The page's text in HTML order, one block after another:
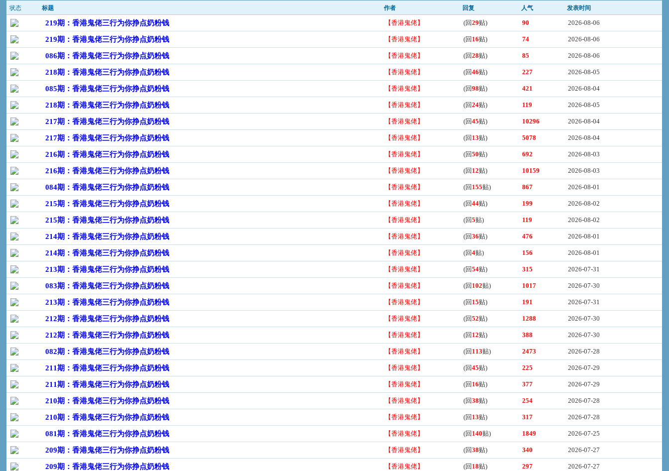
状态 标题 作者 回复 人气 发表时间
219期：香港鬼佬三行为你挣点奶粉钱 【香港鬼佬】 (回29贴) 90 2026-08-06
219期：香港鬼佬三行为你挣点奶粉钱 【香港鬼佬】 (回 16贴) 74 2026-08-06
086期：香港鬼佬三行为你挣点奶粉钱 【香港鬼佬】 (回28贴) 85 2026-08-06
218期：香港鬼佬三行为你挣点奶粉钱 【香港鬼佬】 (回46贴) 227 2026-08-05
085期：香港鬼佬三行为你挣点奶粉钱 【香港鬼佬】 (回98贴) 421 2026-08-04
218期：香港鬼佬三行为你挣点奶粉钱 【香港鬼佬】 (回24贴) 119 2026-08-05
217期：香港鬼佬三行为你挣点奶粉钱 【香港鬼佬】 (回45贴) 10296 2026-08-04
217期：香港鬼佬三行为你挣点奶粉钱 【香港鬼佬】 (回 13贴) 5078 2026-08-04
216期：香港鬼佬三行为你挣点奶粉钱 【香港鬼佬】 (回50贴) 692 2026-08-03
216期：香港鬼佬三行为你挣点奶粉钱 【香港鬼佬】 (回 12贴) 10159 2026-08-03
084期：香港鬼佬三行为你挣点奶粉钱 【香港鬼佬】 (回 155贴) 867 2026-08-01
215期：香港鬼佬三行为你挣点奶粉钱 【香港鬼佬】 (回44贴) 199 2026-08-02
215期：香港鬼佬三行为你挣点奶粉钱 【香港鬼佬】 (回5贴) 119 2026-08-02
214期：香港鬼佬三行为你挣点奶粉钱 【香港鬼佬】 (回36贴) 476 2026-08-01
214期：香港鬼佬三行为你挣点奶粉钱 【香港鬼佬】 (回4贴) 156 2026-08-01
213期：香港鬼佬三行为你挣点奶粉钱 【香港鬼佬】 (回54贴) 315 2026-07-31
083期：香港鬼佬三行为你挣点奶粉钱 【香港鬼佬】 (回 102贴) 1017 2026-07-30
213期：香港鬼佬三行为你挣点奶粉钱 【香港鬼佬】 (回 15贴) 191 2026-07-31
212期：香港鬼佬三行为你挣点奶粉钱 【香港鬼佬】 (回52贴) 1288 2026-07-30
212期：香港鬼佬三行为你挣点奶粉钱 【香港鬼佬】 (回 12贴) 388 2026-07-30
082期：香港鬼佬三行为你挣点奶粉钱 【香港鬼佬】 (回 113贴) 2473 2026-07-28
211期：香港鬼佬三行为你挣点奶粉钱 【香港鬼佬】 (回45贴) 225 2026-07-29
211期：香港鬼佬三行为你挣点奶粉钱 【香港鬼佬】 (回 16贴) 377 2026-07-29
210期：香港鬼佬三行为你挣点奶粉钱 【香港鬼佬】 (回38贴) 254 2026-07-28
210期：香港鬼佬三行为你挣点奶粉钱 【香港鬼佬】 (回 13贴) 317 2026-07-28
081期：香港鬼佬三行为你挣点奶粉钱 【香港鬼佬】 (回 140贴) 1849 2026-07-25
209期：香港鬼佬三行为你挣点奶粉钱 【香港鬼佬】 (回38贴) 340 2026-07-27
209期：香港鬼佬三行为你挣点奶粉钱 【香港鬼佬】 (回 18贴) 297 2026-07-27